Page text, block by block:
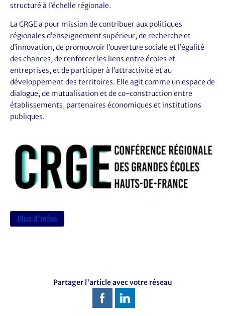
structuré à l’échelle régionale.
La CRGE a pour mission de contribuer aux politiques
régionales d’enseignement supérieur, de recherche et
d’innovation, de promouvoir l’ouverture sociale et l’égalité
des chances, de renforcer les liens entre écoles et
entreprises, et de participer à l’attractivité et au
développement des territoires. Elle agit comme un espace de
dialogue, de mutualisation et de co-construction entre
établissements, partenaires économiques et institutions
publiques.
Plus d'infos
Partager l'article avec votre réseau